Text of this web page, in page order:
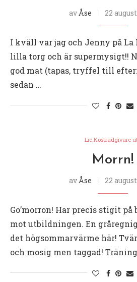
av Åse 22
I kväll var jag och Jenny på La
lilla torg och är supermysigt!!
god mat (tapas, tryffel till
sedan …
Lic.Kostrådgivare
Morrn!
av Åse 22
Go’morron! Har precis stigit
mot utbildningen. En
det högsommarvärme här!
och mosig men taggad!